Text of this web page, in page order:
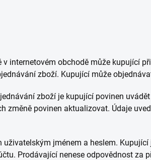
internetovém obchodě může kupující
zboží. Kupující může
zboží je kupující povinen
změně povinen aktualizovat. Údaje
uživatelským jménem a heslem.
Prodávající nenese odpovědnost za